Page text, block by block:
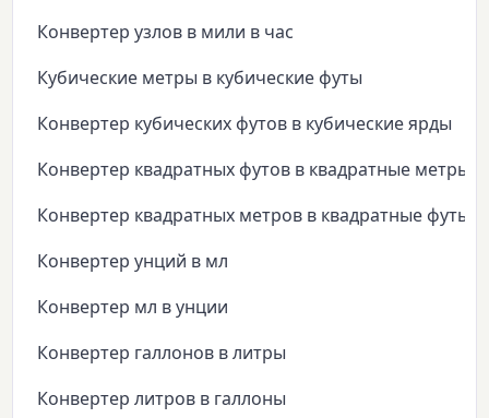
Конвертер узлов в мили в час
Кубические метры в кубические футы
Конвертер кубических футов в кубические ярды
Конвертер квадратных футов в квадратные метры
Конвертер квадратных метров в квадратные футы
Конвертер унций в мл
Конвертер мл в унции
Конвертер галлонов в литры
Конвертер литров в галлоны